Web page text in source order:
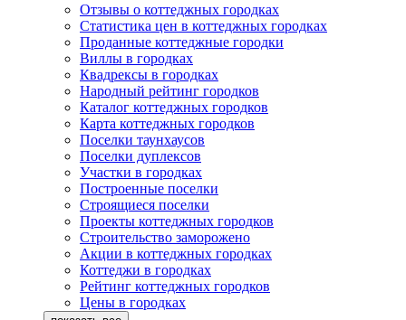
Отзывы о коттеджных городках
Статистика цен в коттеджных городках
Проданные коттеджные городки
Виллы в городках
Квадрексы в городках
Народный рейтинг городков
Каталог коттеджных городков
Карта коттеджных городков
Поселки таунхаусов
Поселки дуплексов
Участки в городках
Построенные поселки
Строящиеся поселки
Проекты коттеджных городков
Строительство заморожено
Акции в коттеджных городках
Коттеджи в городках
Рейтинг коттеджных городков
Цены в городках